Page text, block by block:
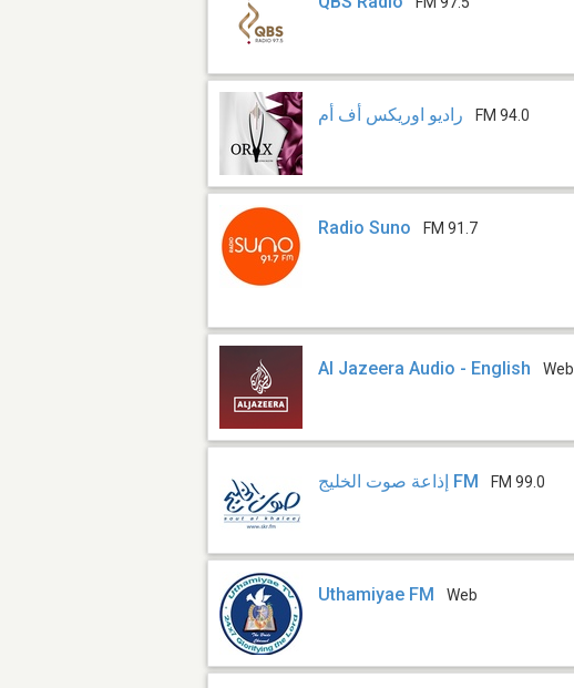
راديو اوريكس أف أم FM 94.0
Radio Suno FM 91.7
Al Jazeera Audio - English Web
إذاعة صوت الخليج FM FM 99.0
Uthamiyae FM Web